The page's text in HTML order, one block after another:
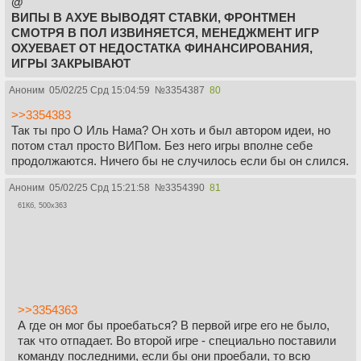
ВИПЫ В АХУЕ ВЫВОДЯТ СТАВКИ, ФРОНТМЕН
СМОТРЯ В ПОЛ ИЗВИНЯЕТСЯ, МЕНЕДЖМЕНТ ИГР
ОХУЕВАЕТ ОТ НЕДОСТАТКА ФИНАНСИРОВАНИЯ,
ИГРЫ ЗАКРЫВАЮТ
Аноним 05/02/25 Срд 15:04:59 №3354387 80
>>3354383
Так ты про О Иль Нама? Он хоть и был автором идеи, но
потом стал просто ВИПом. Без него игры вполне себе
продолжаются. Ничего бы не случилось если бы он слился.
Аноним 05/02/25 Срд 15:21:58 №3354390 81
61Кб, 500x363
>>3354363
А где он мог бы проебаться? В первой игре его не было,
так что отпадает. Во второй игре - специально поставили
команду последними, если бы они проебали, то всю